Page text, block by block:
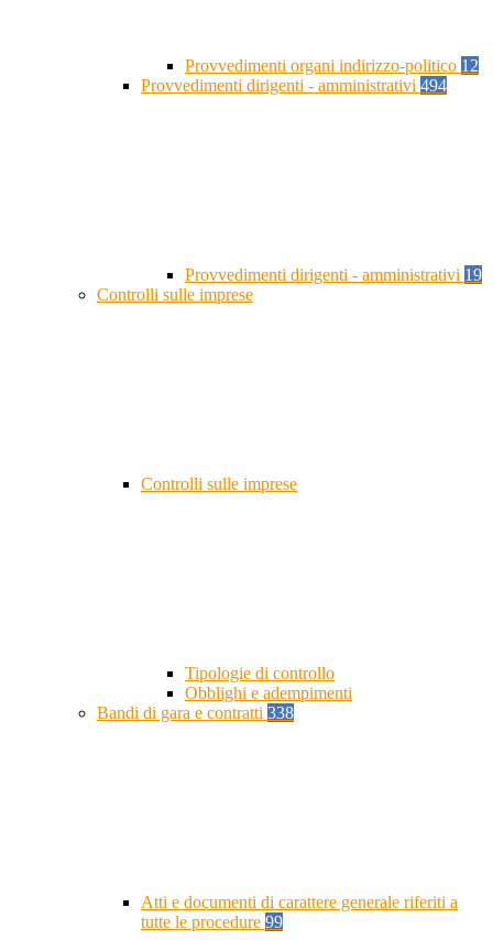
Provvedimenti organi indirizzo-politico 12
Provvedimenti dirigenti - amministrativi 494
Provvedimenti dirigenti - amministrativi 19
Controlli sulle imprese
Controlli sulle imprese
Tipologie di controllo
Obblighi e adempimenti
Bandi di gara e contratti 338
Atti e documenti di carattere generale riferiti a
tutte le procedure 99